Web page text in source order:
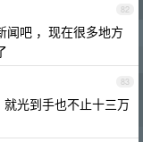
82
闻吧 ，现在很多地方
83
光到手也不止十三万